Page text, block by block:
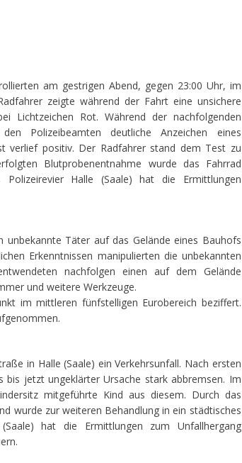
am gestrigen Abend, gegen 23:00 Uhr, im
zeigte während der Fahrt eine unsichere
Lichtzeichen Rot. Während der nachfolgenden
Polizeibeamten deutliche Anzeichen eines
verlief positiv. Der Radfahrer stand dem Test zu
Blutprobenentnahme wurde das Fahrrad
Halle (Saale) hat die Ermittlungen
unbekannte Täter auf das Gelände eines Bauhofs
Erkenntnissen manipulierten die unbekannten
nachfolgen einen auf dem Gelände
und weitere Werkzeuge.
im mittleren fünfstelligen Eurobereich beziffert.
in Halle (Saale) ein Verkehrsunfall. Nach ersten
bis jetzt ungeklärter Ursache stark abbremsen. Im
mitgeführte Kind aus diesem. Durch das
wurde zur weiteren Behandlung in ein städtisches
hat die Ermittlungen zum Unfallhergang